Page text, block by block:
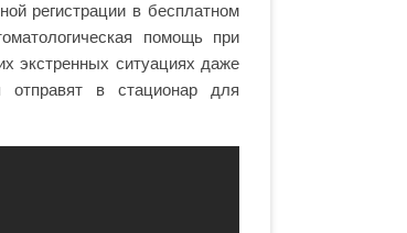
регистрации в бесплатном
помощь при
экстренных ситуациях даже
отправят в стационар для